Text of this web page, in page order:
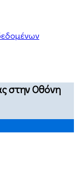
στην Οθόνη